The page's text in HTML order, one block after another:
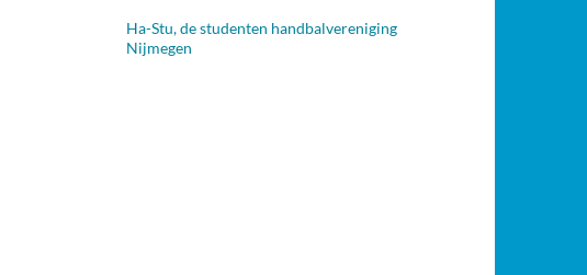
Ha-Stu, de studenten handbalvereniging
Nijmegen